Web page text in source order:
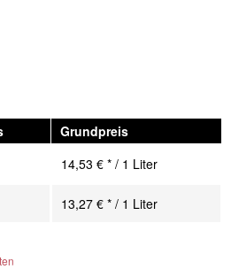
Grundpreis
14,53 € * / 1 Liter
13,27 € * / 1 Liter